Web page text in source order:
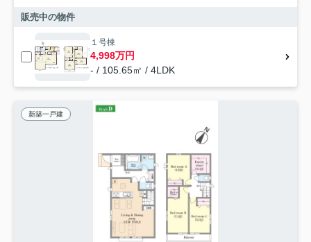
販売中の物件
１号棟
4,998万円
- / 105.65㎡ / 4LDK
新築一戸建